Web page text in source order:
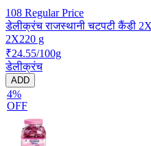
108 Regular Price
डेलीक्रंच राजस्थानी चटपटी कैंडी
2X220 g
₹24.55/100g
डेलीक्रंच
ADD
4%
OFF